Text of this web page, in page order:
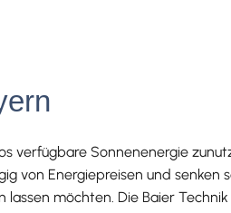
verfügbare Sonnenenergie
von Energiepreisen und senken
möchten. Die Baier